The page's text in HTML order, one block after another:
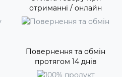
отриманні / онлайн
Повернення та обмін
протягом 14 днів